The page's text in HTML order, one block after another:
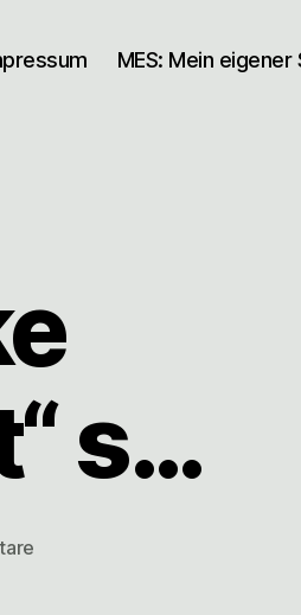
MES: Mein eigener
s…